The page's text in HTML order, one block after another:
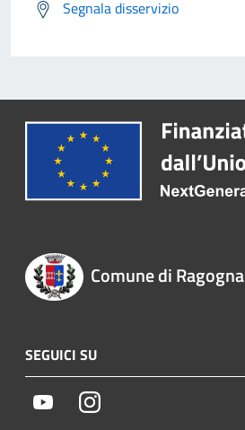
Segnala disservizio
Comune di Ragogna
SEGUICI SU
YoutubeInstagram